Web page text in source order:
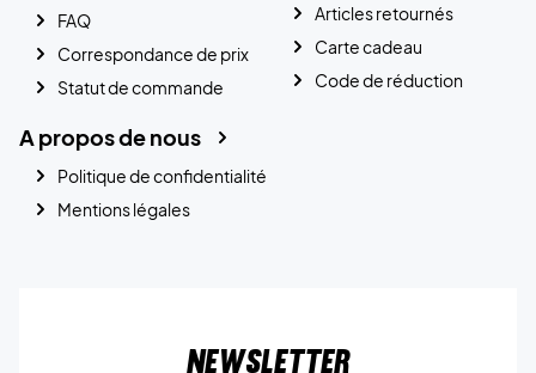
FAQ
Correspondance de prix
Statut de commande
Articles retournés
Carte cadeau
Code de réduction
A propos de nous
Politique de confidentialité
Mentions légales
Newsletter